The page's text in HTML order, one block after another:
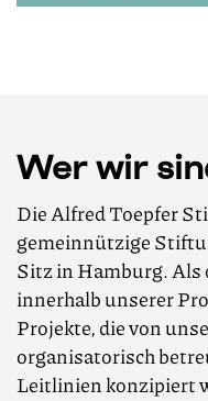
Wer wir
Die Alfred Toepfer
gemeinnützige
Sitz in Hamburg.
innerhalb unserer
Projekte, die von
organisatorisch
Leitlinien konzipiert